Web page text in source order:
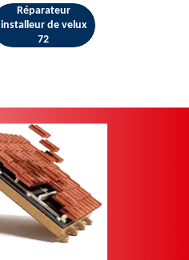
Réparateur
installeur de velux
72